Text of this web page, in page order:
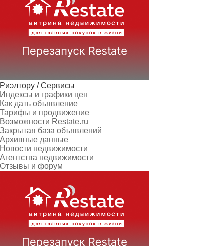
Риэлтору / Сервисы
Индексы и графики цен
Как дать объявление
Тарифы и продвижение
Возможности Restate.ru
Закрытая база объявлений
Архивные данные
Новости недвижимости
Агентства недвижимости
Отзывы и форум